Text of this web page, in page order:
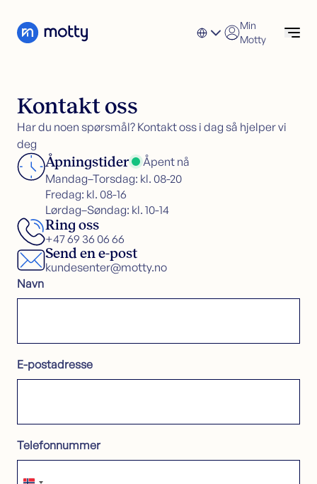
Min
Motty
Forbrukslån
Refinansiering
Kredittkort
Sikkerhet i bolig
Kundeservice
Søk forbrukslån
Refinansiering av forbrukslån
Forbrukslånskalkulator
Refinansiering
Søk refinansiering
Refinansiering uten sikkerhet
Refinansiering med sikkerhet
Økonomisk hjelp
Kredittkort
Søk kredittkort
Samle dyre lån i boligen
Kundeservice
Kontakt oss
Kontakt oss
Har du noen spørsmål? Kontakt oss i dag så hjelper vi
deg
Åpningstider
Åpent nå
Mandag–Torsdag: kl. 08-20
Fredag: kl. 08-16
Lørdag–Søndag: kl. 10-14
Ring oss
+47 69 36 06 66
Send en e-post
kundesenter@motty.no
Navn
E-postadresse
Telefonnummer